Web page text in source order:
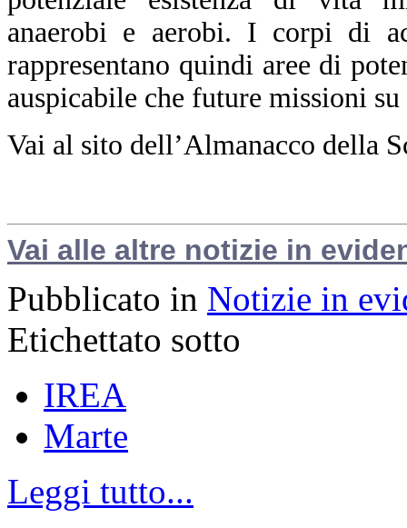
anaerobi e aerobi. I corpi di
rappresentano quindi aree di
auspicabile che future missioni
Vai al sito dell’Almanacco della
Vai alle altre notizie in
Pubblicato in Notizie in
Etichettato sotto
IREA
Marte
Leggi tutto...